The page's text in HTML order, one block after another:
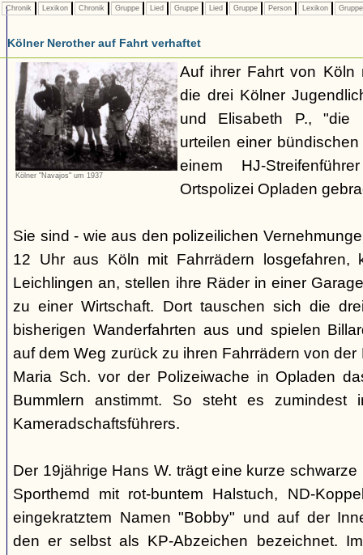
Chronik Lexikon Chronik Gruppe Lied Gruppe Lied Gruppe Person Lexikon
Kölner Nerother auf Fahrt verhaftet
Kölner "Navajos" um 1937
Auf ihrer Fahrt von Köln
die drei Kölner
und Elisabeth P., "die
urteilen einer
einem HJ-
Ortspolizei Opladen
Sie sind - wie aus den polizeilichen
12 Uhr aus Köln mit Fahrrädern losgefahren,
Leichlingen an, stellen ihre Räder in einer
zu einer Wirtschaft. Dort tauschen sich die
bisherigen Wanderfahrten aus und spielen
auf dem Weg zurück zu ihren Fahrrädern von
Maria Sch. vor der Polizeiwache in Opladen
Bummlern anstimmt. So steht es
Kameradschaftsführers.
Der 19jährige Hans W. trägt eine kurze
Sporthemd mit rot-buntem Halstuch, ND-
eingekratztem Namen "Bobby" und auf der
den er selbst als KP-Abzeichen bezeichnet.